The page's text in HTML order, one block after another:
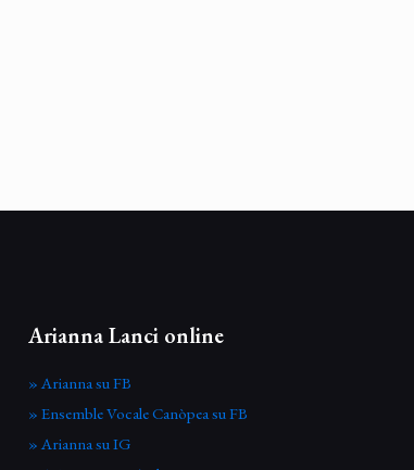
Arianna Lanci online
» Arianna su FB
» Ensemble Vocale Canòpea su FB
» Arianna su IG